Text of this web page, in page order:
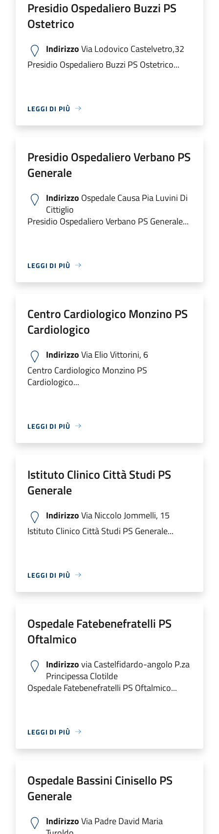
Presidio Ospedaliero Buzzi PS
Ostetrico
IndirizzoVia Lodovico Castelvetro,32
Presidio Ospedaliero Buzzi PS Ostetrico...
LEGGI DI PIÙ
Presidio Ospedaliero Verbano PS
Generale
Indirizzo Ospedale Causa Pia Luvini Di
Cittiglio
Presidio Ospedaliero Verbano PS Generale...
LEGGI DI PIÙ
Centro Cardiologico Monzino PS
Cardiologico
IndirizzoVia Elio Vittorini, 6
Centro Cardiologico Monzino PS
Cardiologico...
LEGGI DI PIÙ
Istituto Clinico Città Studi PS
Generale
IndirizzoVia Niccolo Jommelli, 15
Istituto Clinico Città Studi PS Generale...
LEGGI DI PIÙ
Ospedale Fatebenefratelli PS
Oftalmico
Indirizzovia Castelfidardo-angolo P.za
Principessa Clotilde
Ospedale Fatebenefratelli PS Oftalmico...
LEGGI DI PIÙ
Ospedale Bassini Cinisello PS
Generale
IndirizzoVia Padre David Maria